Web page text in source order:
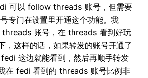
可以 follow threads 账号，但需要
专门在设置里开通这个功能。我
账号，在 threads 看到好玩
，这样的话，如果转发的账号开通了
这边就能看到，然后再顺手转发
在 fedi 看到的 threads 账号比例非